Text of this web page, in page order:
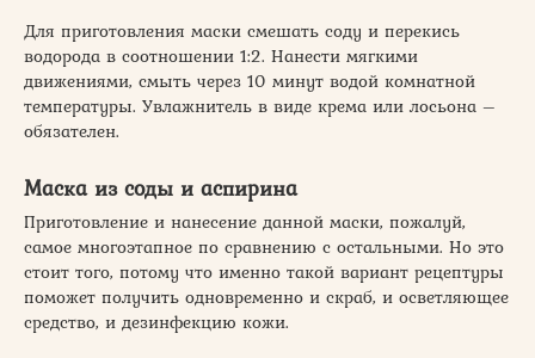
Для приготовления маски смешать соду и перекись
водорода в соотношении 1:2. Нанести мягкими
движениями, смыть через 10 минут водой комнатной
температуры. Увлажнитель в виде крема или лосьона –
обязателен.
Маска из соды и аспирина
Приготовление и нанесение данной маски, пожалуй,
самое многоэтапное по сравнению с остальными. Но это
стоит того, потому что именно такой вариант рецептуры
поможет получить одновременно и скраб, и осветляющее
средство, и дезинфекцию кожи.